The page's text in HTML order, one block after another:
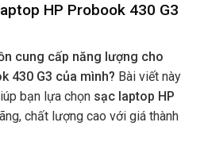
HP Probook 430 G3
cung cấp năng lượng cho
430 G3 của mình? Bài viết này
bạn lựa chọn sạc laptop HP
chất lượng cao với giá thành